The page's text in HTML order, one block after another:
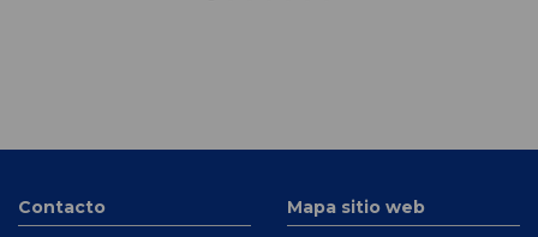
Contacto Mapa sitio web